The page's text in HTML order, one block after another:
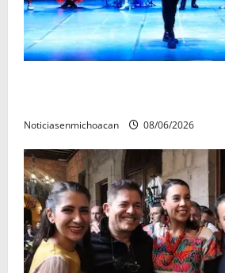
Noticiasenmichoacan 08/06/2026